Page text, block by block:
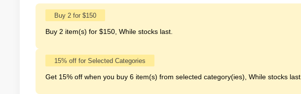
Buy 2 for $150
Buy 2 item(s) for $150, While stocks last.
15% off for Selected Categories
Get 15% off when you buy 6 item(s) from selected category(ies), While stocks last.